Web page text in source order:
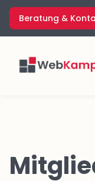
Zum
Inhalt
springen
Beratung &